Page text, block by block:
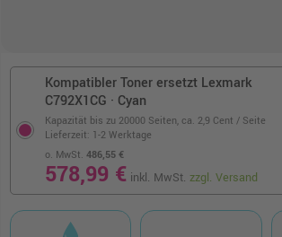
Kompatibler Toner ersetzt Lexmark
C792X1CG · Cyan
Kapazität bis zu 20000 Seiten, ca. 2,9 Cent / Seite
o. MwSt.486,55 €
578,99 € inkl. MwSt.zzgl. Versand
Lieferzeit: 1-2 Werktage